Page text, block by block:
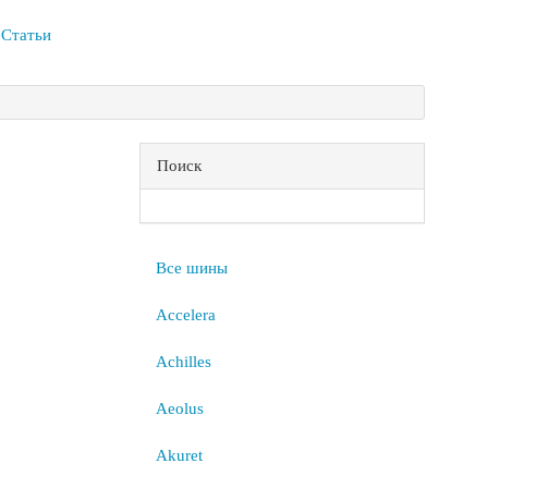
Статьи
Поиск
Все шины
Accelera
Achilles
Aeolus
Akuret